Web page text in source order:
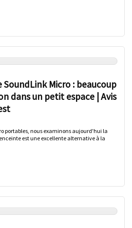
SoundLink Micro : beaucoup
dans un petit espace | Avis
portables, nous examinons aujourd'hui la
est une excellente alternative à la